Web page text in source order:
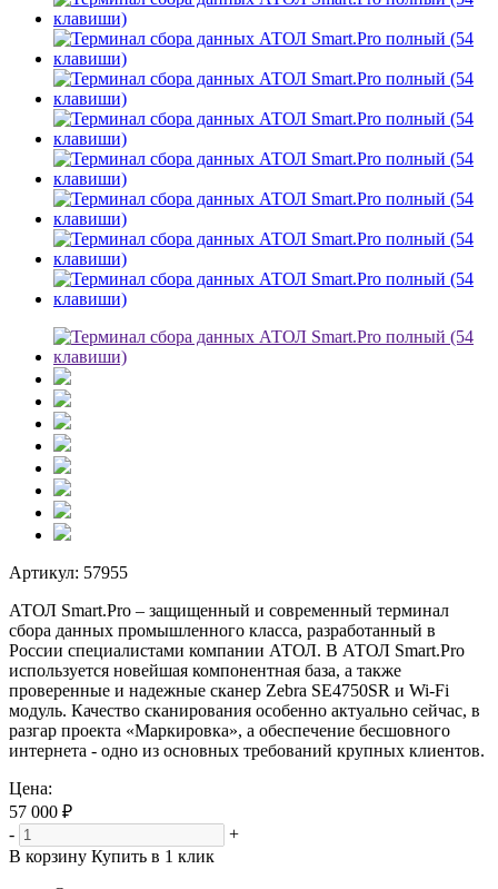
Артикул: 57955
АТОЛ Smart.Pro – защищенный и современный терминал
сбора данных промышленного класса, разработанный в
России специалистами компании АТОЛ. В АТОЛ Smart.Pro
используется новейшая компонентная база, а также
проверенные и надежные сканер Zebra SE4750SR и Wi-Fi
модуль. Качество сканирования особенно актуально сейчас, в
разгар проекта «Маркировка», а обеспечение бесшовного
интернета - одно из основных требований крупных клиентов.
Цена:
57 000 ₽
-
+
В корзину Купить в 1 клик